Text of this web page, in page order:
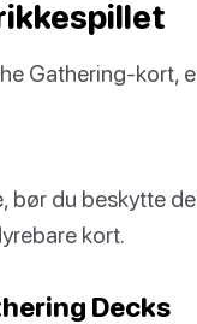
Gathering-kort,
bør du beskytte
kort.
Decks